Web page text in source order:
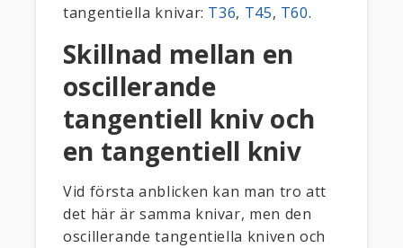
tangentiella knivar: T36, T45, T60.
Skillnad mellan en
oscillerande
tangentiell kniv och
en tangentiell kniv
Vid första anblicken kan man tro att
det här är samma knivar, men den
oscillerande tangentiella kniven och